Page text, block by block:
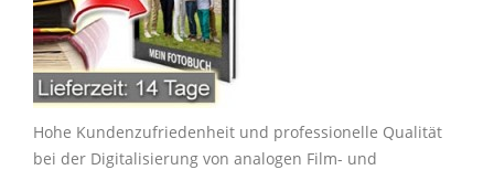
Hohe Kundenzufriedenheit und professionelle Qualität
bei der Digitalisierung von analogen Film- und